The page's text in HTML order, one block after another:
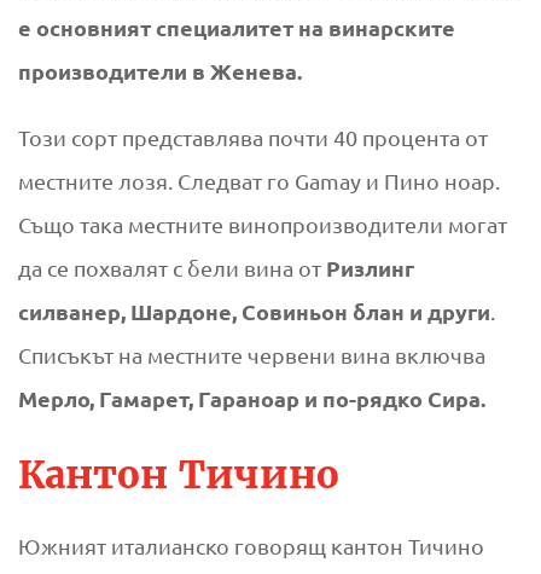
е основният специалитет на винарските
производители в Женева.
Този сорт представлява почти 40 процента от
местните лозя. Следват го Gamay и Пино ноар.
Също така местните винопроизводители могат
да се похвалят с бели вина от Ризлинг
силванер, Шардоне, Совиньон блан и други.
Списъкът на местните червени вина включва
Мерло, Гамарет, Гараноар и по-рядко Сира.
Кантон Тичино
Южният италианско говорящ кантон Тичино